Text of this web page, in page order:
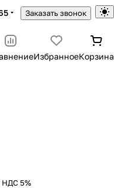
Заказать звонок
ИзбранноеКорзина
НДС 5%